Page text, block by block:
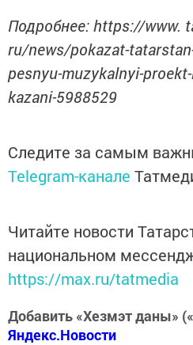
Подробнее: https://www.
ru/news/pokazat-
pesnyu-muzykalnyi-
kazani-5988529
Следите за самым
Telegram-канале
Читайте новости
национальном
https://max.ru/tatmedia
Добавить «Хезмэт даны»
Яндекс.Новости